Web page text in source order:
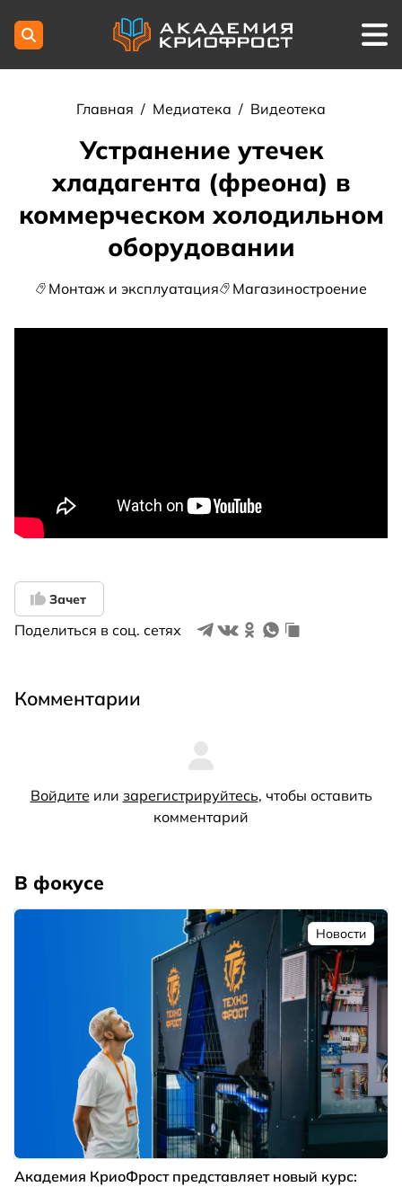
Главная / Медиатека / Видеотека
Устранение утечек
хладагента (фреона) в
коммерческом холодильном
оборудовании
Монтаж и эксплуатация Магазиностроение
Зачет
Поделиться в соц. сетях
Комментарии
Войдите или зарегистрируйтесь, чтобы оставить
комментарий
В фокусе
Новости
Академия КриоФрост представляет новый курс: